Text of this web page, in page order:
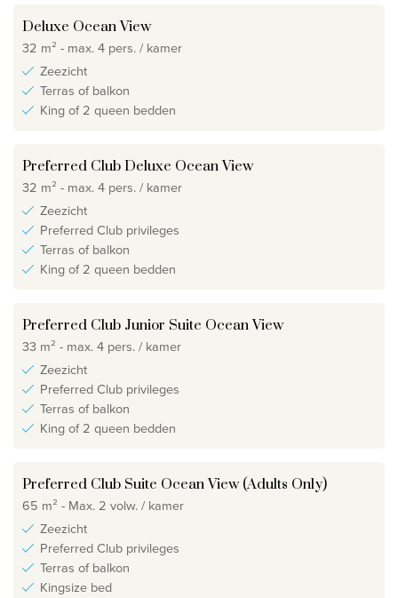
Deluxe Ocean View
32 m² - max. 4 pers. / kamer
Zeezicht
Terras of balkon
King of 2 queen bedden
Preferred Club Deluxe Ocean View
32 m² - max. 4 pers. / kamer
Zeezicht
Preferred Club privileges
Terras of balkon
King of 2 queen bedden
Preferred Club Junior Suite Ocean View
33 m² - max. 4 pers. / kamer
Zeezicht
Preferred Club privileges
Terras of balkon
King of 2 queen bedden
Preferred Club Suite Ocean View (Adults Only)
65 m² - Max. 2 volw. / kamer
Zeezicht
Preferred Club privileges
Terras of balkon
Kingsize bed